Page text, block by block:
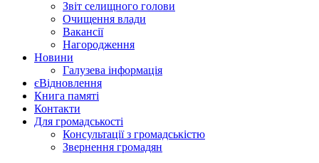
Звіт селищного голови
Очищення влади
Вакансії
Нагородження
Новини
Галузева інформація
єВідновлення
Книга памяті
Контакти
Для громадськості
Консультації з громадськістю
Звернення громадян